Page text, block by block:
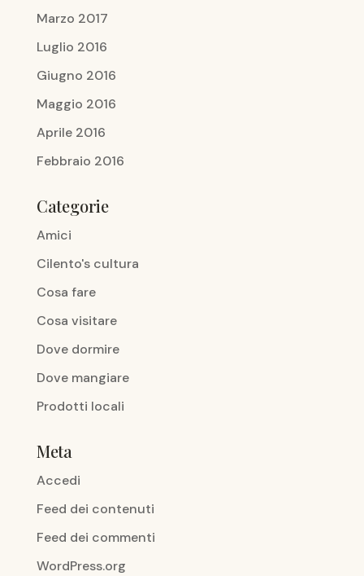
Marzo 2017
Luglio 2016
Giugno 2016
Maggio 2016
Aprile 2016
Febbraio 2016
Categorie
Amici
Cilento's cultura
Cosa fare
Cosa visitare
Dove dormire
Dove mangiare
Prodotti locali
Meta
Accedi
Feed dei contenuti
Feed dei commenti
WordPress.org